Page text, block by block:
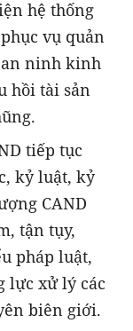
hệ thống
vụ quản
ninh kinh
hồi tài sản
tiếp tục
kỷ luật, kỷ
CAND
tận tụy,
pháp luật,
lực xử lý các
biên giới.